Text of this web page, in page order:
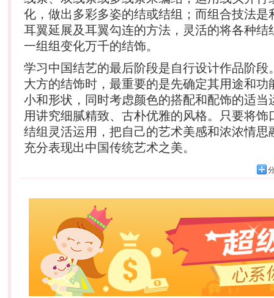
化，做出多彩多姿的结或结组；而组合技法是
耳翼延展及耳翼勾连的方法，灵活的将各种结
一组组变化万千的结饰。
学习中国结艺的最后阶段是自行设计作品阶段
大方的结饰时，最重要的是先确定其用途和功
小和形状，同时考虑颜色的搭配和配饰的适当
用讲究细腻精致、古朴优雅的风格。只要将饰
结组灵活运用，把自己的艺术美感和浓浓情思
充分表现出中国传统艺术之美。